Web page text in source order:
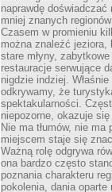
naprawdę
mniej znanych
Czasem w promieniu
można znaleźć jeziora,
stare młyny,
restauracje serwujące
nigdzie indziej.
odkrywamy, że
spektakularności.
niepozorne, okazuje
Nie ma tłumów, nie
miejscem staje się
Ważną rolę odgrywa
ona bardzo często
poznania charakteru
pokolenia, dania oparte